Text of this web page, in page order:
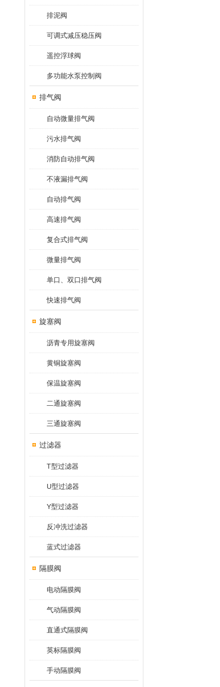
排泥阀
可调式减压稳压阀
遥控浮球阀
多功能水泵控制阀
排气阀
自动微量排气阀
污水排气阀
消防自动排气阀
不液漏排气阀
自动排气阀
高速排气阀
复合式排气阀
微量排气阀
单口、双口排气阀
快速排气阀
旋塞阀
沥青专用旋塞阀
黄铜旋塞阀
保温旋塞阀
二通旋塞阀
三通旋塞阀
过滤器
T型过滤器
U型过滤器
Y型过滤器
反冲洗过滤器
蓝式过滤器
隔膜阀
电动隔膜阀
气动隔膜阀
直通式隔膜阀
英标隔膜阀
手动隔膜阀